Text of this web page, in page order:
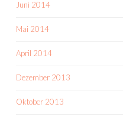
Juni 2014
Mai 2014
April 2014
Dezember 2013
Oktober 2013